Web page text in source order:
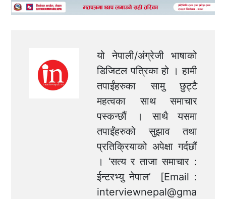
यो नेपाली/अंग्रेजी भाषाको
डिजिटल पत्रिका हो । हामी
तपाईंहरुका सामु छुट्टै
महत्वका साथ समाचार
पस्कन्छौं । साथै यसमा
तपाईंहरुको सुझाव तथा
प्रतिक्रियाको अपेक्षा गर्दछौं
। ‘सत्य र ताजा समाचार :
ईन्टरभ्यु नेपाल’ [Email :
interviewnepal@gma